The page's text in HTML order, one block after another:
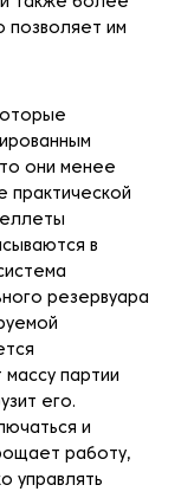
также более
позволяет им
они менее
практической
в
резервуара
партии
его.
и
работу,
управлять